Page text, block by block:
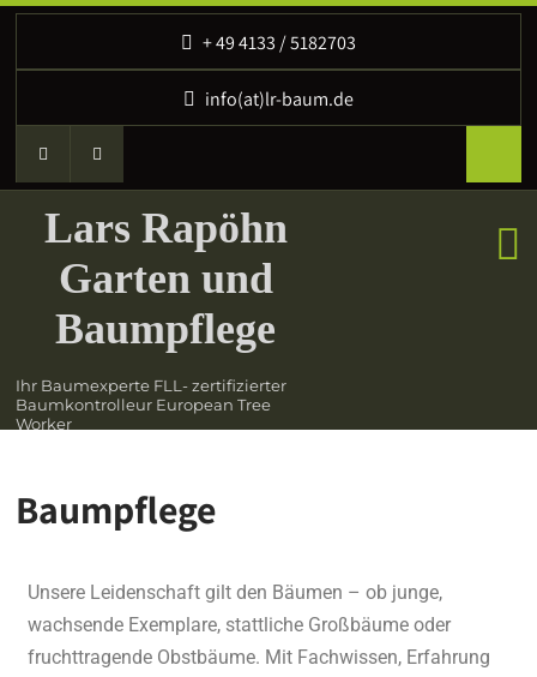
‭+ 49 4133 / 5182703
info(at)lr-baum.de
Lars Rapöhn
Garten und
Baumpflege
Ihr Baumexperte FLL- zertifizierter
Baumkontrolleur European Tree
Worker
Baumpflege
Unsere Leidenschaft gilt den Bäumen – ob junge,
wachsende Exemplare, stattliche Großbäume oder
fruchttragende Obstbäume. Mit Fachwissen, Erfahrung